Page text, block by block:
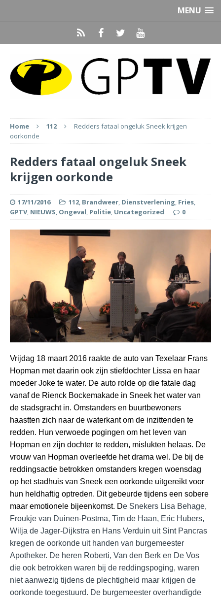
MENU
Home 112
Redders fataal ongeluk Sneek krijgen
oorkonde
Redders fataal ongeluk Sneek
krijgen oorkonde
17/11/2016 112, Brandweer, Dienstverlening, Fries,
GPTV, NIEUWS, Ongeval, Politie, Uncategorized 0
Vrijdag 18 maart 2016 raakte de auto van Texelaar Frans
Hopman met daarin ook zijn stiefdochter Lissa en haar
moeder Joke te water. De auto rolde op die fatale dag
vanaf de Rienck Bockemakade in Sneek het water van
de stadsgracht in. Omstanders en buurtbewoners
haastten zich naar de waterkant om de inzittenden te
redden. Hun verwoede pogingen om het leven van
Hopman en zijn dochter te redden, mislukten helaas. De
vrouw van Hopman overleefde het drama wel. De bij de
reddingsactie betrokken omstanders kregen woensdag
op het stadhuis van Sneek een oorkonde uitgereikt voor
hun heldhaftig optreden. Dit gebeurde tijdens een sobere
maar emotionele bijeenkomst. De Snekers Lisa Behage,
Froukje van Duinen-Postma, Tim de Haan, Eric Hubers,
Wilja de Jager-Dijkstra en Hans Verduin uit Sint Pancras
kregen de oorkonde uit handen van burgemeester
Apotheker. De heren Roberti, Van den Berk en De Vos
die ook betrokken waren bij de reddingspoging, waren
niet aanwezig tijdens de plechtigheid maar krijgen de
oorkonde toegestuurd. De burgemeester overhandigde